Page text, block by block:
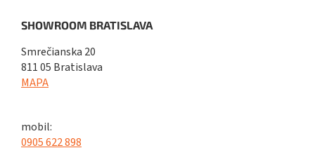
SHOWROOM BRATISLAVA
Smrečianska 20
811 05 Bratislava
MAPA
mobil:
0905 622 898